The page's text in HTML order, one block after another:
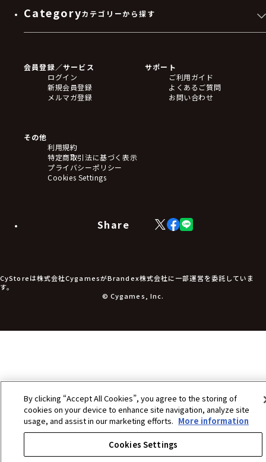
Categoryカテゴリーから探す
フィギュア
アクリルスタンド
バッジ
キーホルダー・ストラップ
ステッカー・シール・カード
タペストリー・ポスター
アームサポーター
ブレードホルダー
食品・飲料品
アパレル小物
アクセサリー
会員登録／サービス
ログイン
新規会員登録
メルマガ登録
サポート
ご利用ガイド
よくあるご質問
お問い合わせ
その他
利用規約
特定商取引法に基づく表示
プライバシーポリシー
Cookies Settings
Share
X
(Twitter)
Facebook
LINE
CyStoreは株式会社CygamesがBrandex株式会社に一部運営を委託していま
す。
© Cygames, Inc.
By clicking “Accept All Cookies”, you agree to the storing of
cookies on your device to enhance site navigation, analyze site
usage, and assist in our marketing efforts. More information
Cookies Settings